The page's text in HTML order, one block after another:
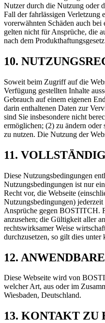
Nutzer durch die Nutzung oder
Fall der fahrlässigen Verletzung
vorerwähnten Schäden auch bei
gelten nicht für Ansprüche, die
nach dem
10.
Soweit beim Zugriff auf die
Verfügung gestellten Inhalte
Gebrauch auf einem eigenen
darin enthaltenen Daten zur
sind Sie insbesondere nicht
ermöglichen; (2) zu ändern oder
zu nutzen. Die Nutzung der
11.
Diese Nutzungsbedingungen
Nutzungsbedingungen ist nur
Recht vor, die Webseite
Nutzungsbedingungen)
Ansprüche gegen BOSTITCH.
anzusehen; die Gültigkeit aller
rechtswirksamer Weise
durchzusetzen, so gilt dies
12.
Diese Webseite wird von
welcher Art, aus oder im
Wiesbaden, Deutschland.
13. KONTAKT ZU